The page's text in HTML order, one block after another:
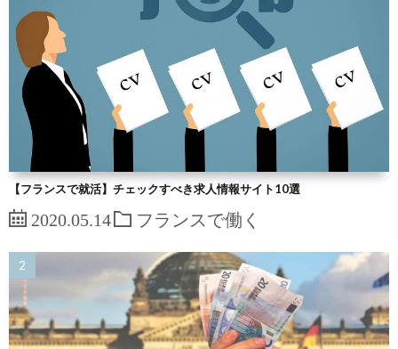
【フランスで就活】チェックすべき求人情報サイト10選
2020.05.14 フランスで働く